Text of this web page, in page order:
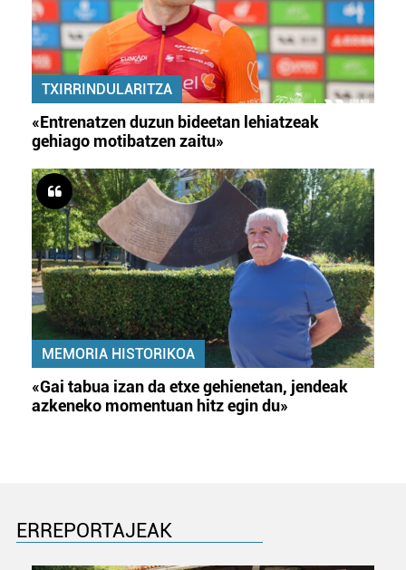
TXIRRINDULARITZA
«Entrenatzen duzun bideetan lehiatzeak
gehiago motibatzen zaitu»
MEMORIA HISTORIKOA
«Gai tabua izan da etxe gehienetan, jendeak
azkeneko momentuan hitz egin du»
ERREPORTAJEAK